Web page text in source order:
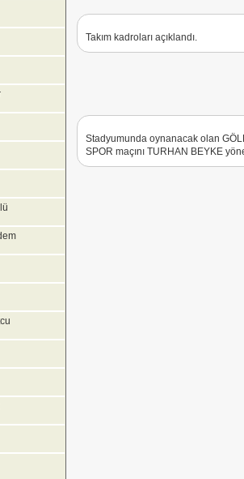
Takım kadroları açıklandı.
Stadyumunda oynanacak olan
SPOR maçını TURHAN BEYKE